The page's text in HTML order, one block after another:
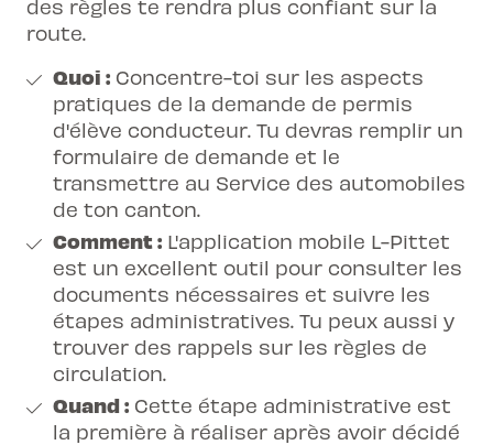
des règles te rendra plus confiant sur la
route.
Quoi : Concentre-toi sur les aspects
pratiques de la demande de permis
d'élève conducteur. Tu devras remplir un
formulaire de demande et le
transmettre au Service des automobiles
de ton canton.
Comment : L'application mobile L-Pittet
est un excellent outil pour consulter les
documents nécessaires et suivre les
étapes administratives. Tu peux aussi y
trouver des rappels sur les règles de
circulation.
Quand : Cette étape administrative est
la première à réaliser après avoir décidé